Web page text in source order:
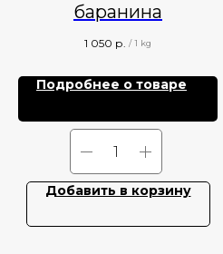
баранина
1 050 р. / 1 kg
Подробнее о товаре
Добавить в корзину